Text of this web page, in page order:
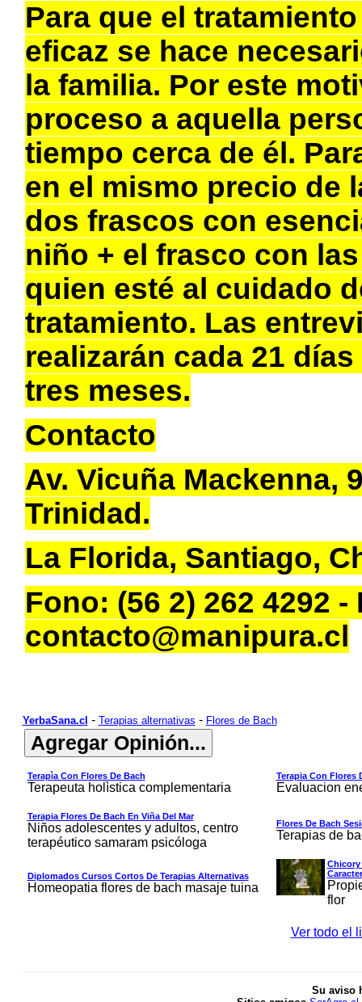
Para que el
eficaz se hace
la familia. Por este
proceso a aquella
tiempo cerca de él.
en el mismo precio de
dos frascos con
niño + el frasco con
quien esté al cuidado
tratamiento. Las
realizarán cada 21
tres meses.
Contacto
Av. Vicuña Mackenna,
Trinidad.
La Florida, Santiago,
Fono: (56 2) 262 4292 -
contacto@manipura.cl
YerbaSana.cl - Terapias alternativas - Flores de Bach
Terapìa Con Flores De Bach
Terapeuta holìstica complementaria
Terapia Con Flores
Evaluacion
Terapia Flores De Bach En Viña Del Mar
Niños adolescentes y adultos, centro
terapéutico samaram psicóloga
Flores De Bach
Terapias de
Diplomados Cursos Cortos De Terapias Alternativas
Homeopatia flores de bach masaje tuina
Chicory
flor
Ver todo el
Su aviso